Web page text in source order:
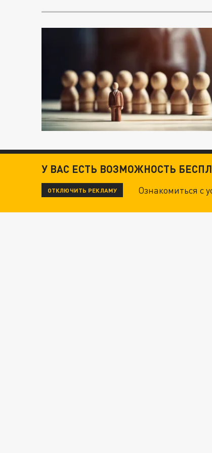
У ВАС ЕСТЬ ВОЗМОЖНОСТЬ
ОТКЛЮЧИТЬ РЕКЛАМУ Ознакомиться с